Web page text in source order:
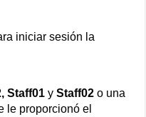
iniciar sesión la
Staff01 yStaff02 o una
le proporcionó el